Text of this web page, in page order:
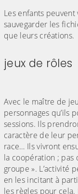
Les enfants
sauvegarder les
que leurs créations.
jeux de rôles
Avec le maître de
personnages qu’ils
sessions. Ils
caractère de leur
race… Ils vivront
la coopération ; pas
groupe ». L’activité
en les incitant à
les règles pour